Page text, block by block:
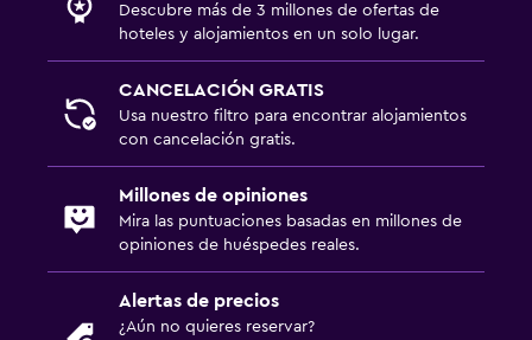
Descubre más de 3 millones de ofertas de
hoteles y alojamientos en un solo lugar.
CANCELACIÓN GRATIS
Usa nuestro filtro para encontrar alojamientos
con cancelación gratis.
Millones de opiniones
Mira las puntuaciones basadas en millones de
opiniones de huéspedes reales.
Alertas de precios
¿Aún no quieres reservar?